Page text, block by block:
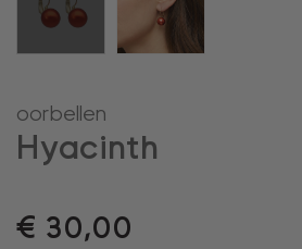
oorbellen
Hyacinth
€ 30,00